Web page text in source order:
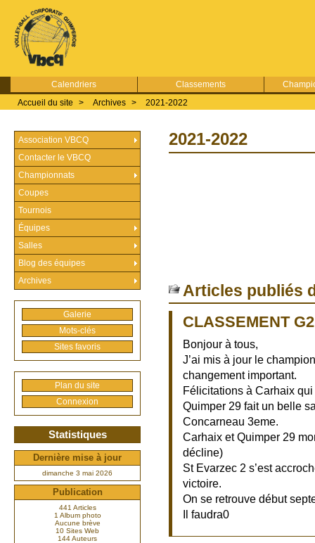
Calendriers Classements
Accueil du site
> Archives > 2021-2022
2021-2022
Articles publiés
CLASSEMENT
Bonjour à tous,
J’ai mis à jour le
changement important.
Félicitations à Carhaix
Quimper 29 fait un belle
Concarneau 3eme.
Carhaix et Quimper 29
décline)
St Evarzec 2 s’est
victoire.
On se retrouve début
Il faudra0
Association VBCQ
Contacter le VBCQ
Championnats
Coupes
Tournois
Équipes
Salles
Blog des équipes
Archives
Galerie
Mots-clés
Sites favoris
Plan du site
Connexion
Statistiques
Dernière mise à jour
dimanche 3 mai 2026
Publication
441 Articles
1 Album photo
Aucune brève
10 Sites Web
144 Auteurs